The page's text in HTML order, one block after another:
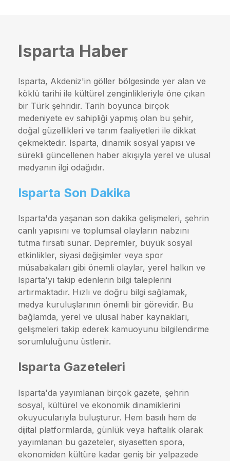
Isparta Haber
Isparta, Akdeniz'in göller bölgesinde yer alan ve
köklü tarihi ile kültürel zenginlikleriyle öne çıkan
bir Türk şehridir. Tarih boyunca birçok
medeniyete ev sahipliği yapmış olan bu şehir,
doğal güzellikleri ve tarım faaliyetleri ile dikkat
çekmektedir. Isparta, dinamik sosyal yapısı ve
sürekli güncellenen haber akışıyla yerel ve ulusal
medyanın ilgi odağıdır.
Isparta Son Dakika
Isparta'da yaşanan son dakika gelişmeleri, şehrin
canlı yapısını ve toplumsal olayların nabzını
tutma fırsatı sunar. Depremler, büyük sosyal
etkinlikler, siyasi değişimler veya spor
müsabakaları gibi önemli olaylar, yerel halkın ve
Isparta'yı takip edenlerin bilgi taleplerini
artırmaktadır. Hızlı ve doğru bilgi sağlamak,
medya kuruluşlarının önemli bir görevidir. Bu
bağlamda, yerel ve ulusal haber kaynakları,
gelişmeleri takip ederek kamuoyunu bilgilendirme
sorumluluğunu üstlenir.
Isparta Gazeteleri
Isparta'da yayımlanan birçok gazete, şehrin
sosyal, kültürel ve ekonomik dinamiklerini
okuyucularıyla buluşturur. Hem basılı hem de
dijital platformlarda, günlük veya haftalık olarak
yayımlanan bu gazeteler, siyasetten spora,
ekonomiden kültüre kadar geniş bir yelpazede